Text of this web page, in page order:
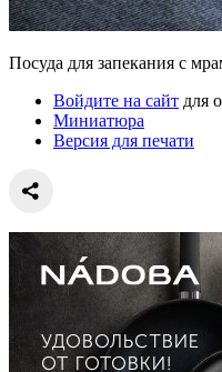
Посуда для запекания с
Войдите на сайт для
Миниатюра
Версия для печати